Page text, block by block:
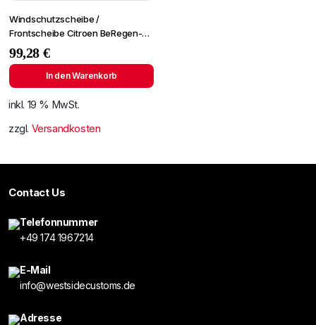
Windschutzscheibe /
Frontscheibe Citroen BeRegen-
Lichtingo 96- +Spiegelhalter
99,28 €
In den Warenkorb
inkl. 19 % MwSt.
zzgl. Versandkosten
Contact Us
Telefonnummer
+49 174 1967214
E-Mail
info@westsidecustoms.de
Adresse